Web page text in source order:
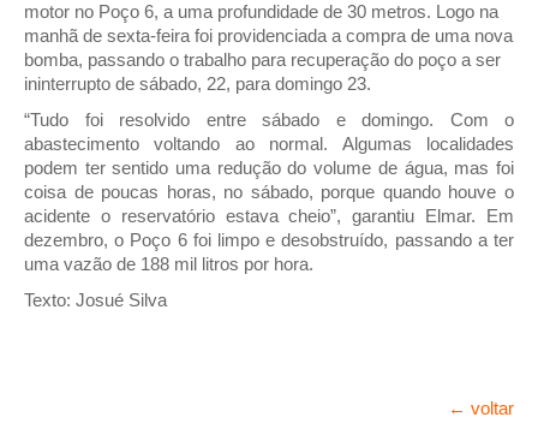
motor no Poço 6, a uma profundidade de 30 metros. Logo na
manhã de sexta-feira foi providenciada a compra de uma nova
bomba, passando o trabalho para recuperação do poço a ser
ininterrupto de sábado, 22, para domingo 23.
“Tudo foi resolvido entre sábado e domingo. Com o
abastecimento voltando ao normal. Algumas localidades
podem ter sentido uma redução do volume de água, mas foi
coisa de poucas horas, no sábado, porque quando houve o
acidente o reservatório estava cheio”, garantiu Elmar. Em
dezembro, o Poço 6 foi limpo e desobstruído, passando a ter
uma vazão de 188 mil litros por hora.
Texto: Josué Silva
← voltar